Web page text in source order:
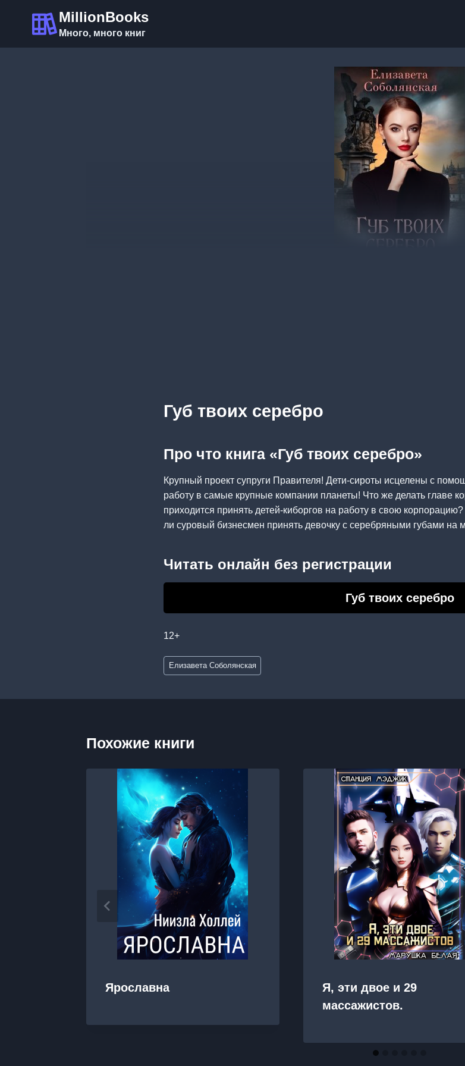
содержимому
MillionBooks
Много, много книг
Губ твоих серебро
Про что книга «Губ твоих серебро»
Крупный проект супруги Правителя! Дети-сироты исцелены с
работу в самые крупные компании планеты! Что же делать главе
приходится принять детей-киборгов на работу в свою
ли суровый бизнесмен принять девочку с серебряными губами на
Читать онлайн без регистрации
Губ твоих серебро
12+
Метки
записи:
Елизавета Соболянская
Похожие книги
Ярославна
Я, эти двое и 29
массажистов.